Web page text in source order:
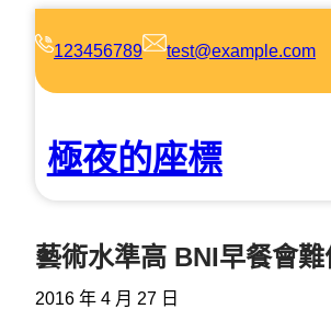
123456789 test@example.com
極夜的座標
藝術水準高 BNI早餐會
2016 年 4 月 27 日